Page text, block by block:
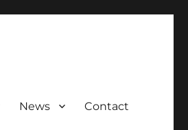
News Contact